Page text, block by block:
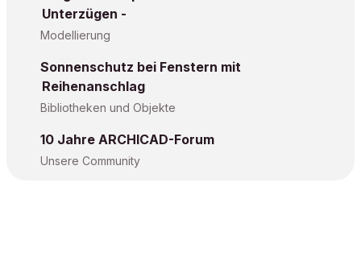
Unterzügen -
Modellierung
Sonnenschutz bei Fenstern mit
Reihenanschlag
Bibliotheken und Objekte
10 Jahre ARCHICAD-Forum
Unsere Community